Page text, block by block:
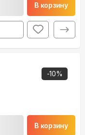
В корзину
-10%
В корзину